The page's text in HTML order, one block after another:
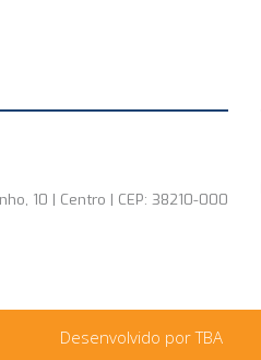
10 | Centro | CEP: 38210-000
Desenvolvido por TBA